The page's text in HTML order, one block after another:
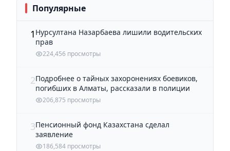
Популярные
1 Нурсултана Назарбаева лишили водительских
прав
224,456 просмотры
2Подробнее о тайных захоронениях боевиков,
погибших в Алматы, рассказали в полиции
206,875 просмотры
3Пенсионный фонд Казахстана сделал
заявление
186,584 просмотры